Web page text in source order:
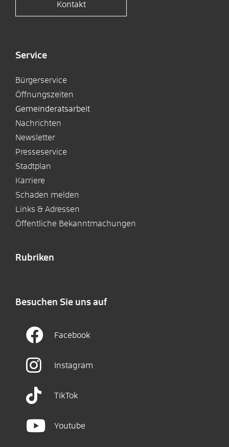
Kontakt
Service
Bürgerservice
Öffnungszeiten
Gemeinderatsarbeit
Nachrichten
Newsletter
Presseservice
Stadtplan
Karriere
Schaden melden
Links & Adressen
Öffentliche Bekanntmachungen
Rubriken
Besuchen Sie uns auf
Facebook
Instagram
TikTok
Youtube